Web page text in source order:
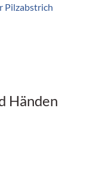
Pilzabstrich
Händen